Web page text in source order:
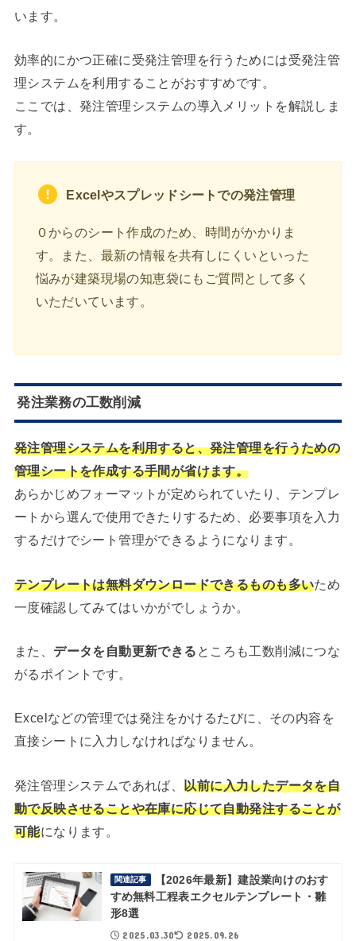
います。
効率的にかつ正確に受発注管理を行うためには受発注管
理システムを利用することがおすすめです。
ここでは、発注管理システムの導入メリットを解説しま
す。
Excelやスプレッドシートでの発注管理
０からのシート作成のため、時間がかかりま
す。また、最新の情報を共有しにくいといった
悩みが建築現場の知恵袋にもご質問として多く
いただいています。
発注業務の工数削減
発注管理システムを利用すると、発注管理を行うための
管理シートを作成する手間が省けます。
あらかじめフォーマットが定められていたり、テンプレ
ートから選んで使用できたりするため、必要事項を入力
するだけでシート管理ができるようになります。
テンプレートは無料ダウンロードできるものも多いため
一度確認してみてはいかがでしょうか。
また、 データを自動更新できる ところも工数削減につな
がるポイントです。
Excelなどの管理では発注をかけるたびに、その内容を
直接シートに入力しなければなりません。
発注管理システムであれば、 以前に入力したデータを自
動で反映させることや在庫に応じて自動発注することが
可能になります。
関連記事
【2026年最新】建設業向けのおす
すめ無料工程表エクセルテンプレート・雛
形8選
2025.03.30 2025.09.26